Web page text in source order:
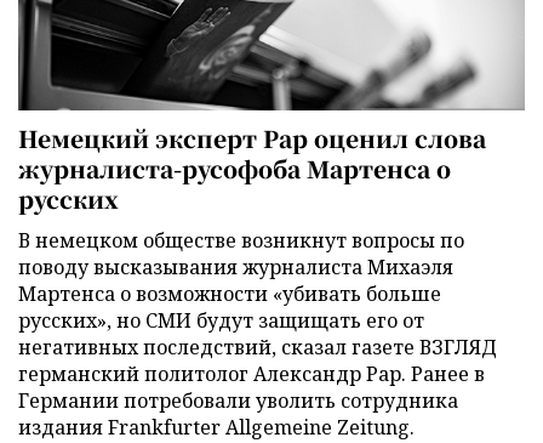
Немецкий эксперт Рар оценил слова
журналиста-русофоба Мартенса о
русских
В немецком обществе возникнут вопросы по
поводу высказывания журналиста Михаэля
Мартенса о возможности «убивать больше
русских», но СМИ будут защищать его от
негативных последствий, сказал газете ВЗГЛЯД
германский политолог Александр Рар. Ранее в
Германии потребовали уволить сотрудника
издания Frankfurter Allgemeine Zeitung.